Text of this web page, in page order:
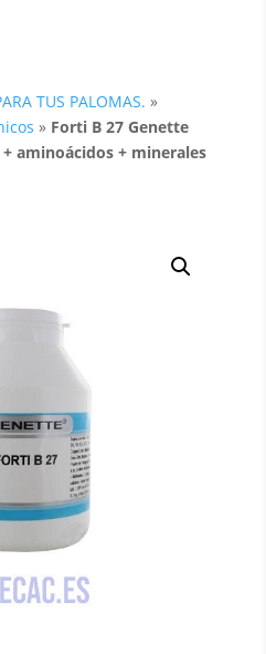
TUS PALOMAS. »
» Forti B 27 Genette
aminoácidos + minerales